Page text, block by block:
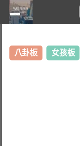
八卦板 女孩板